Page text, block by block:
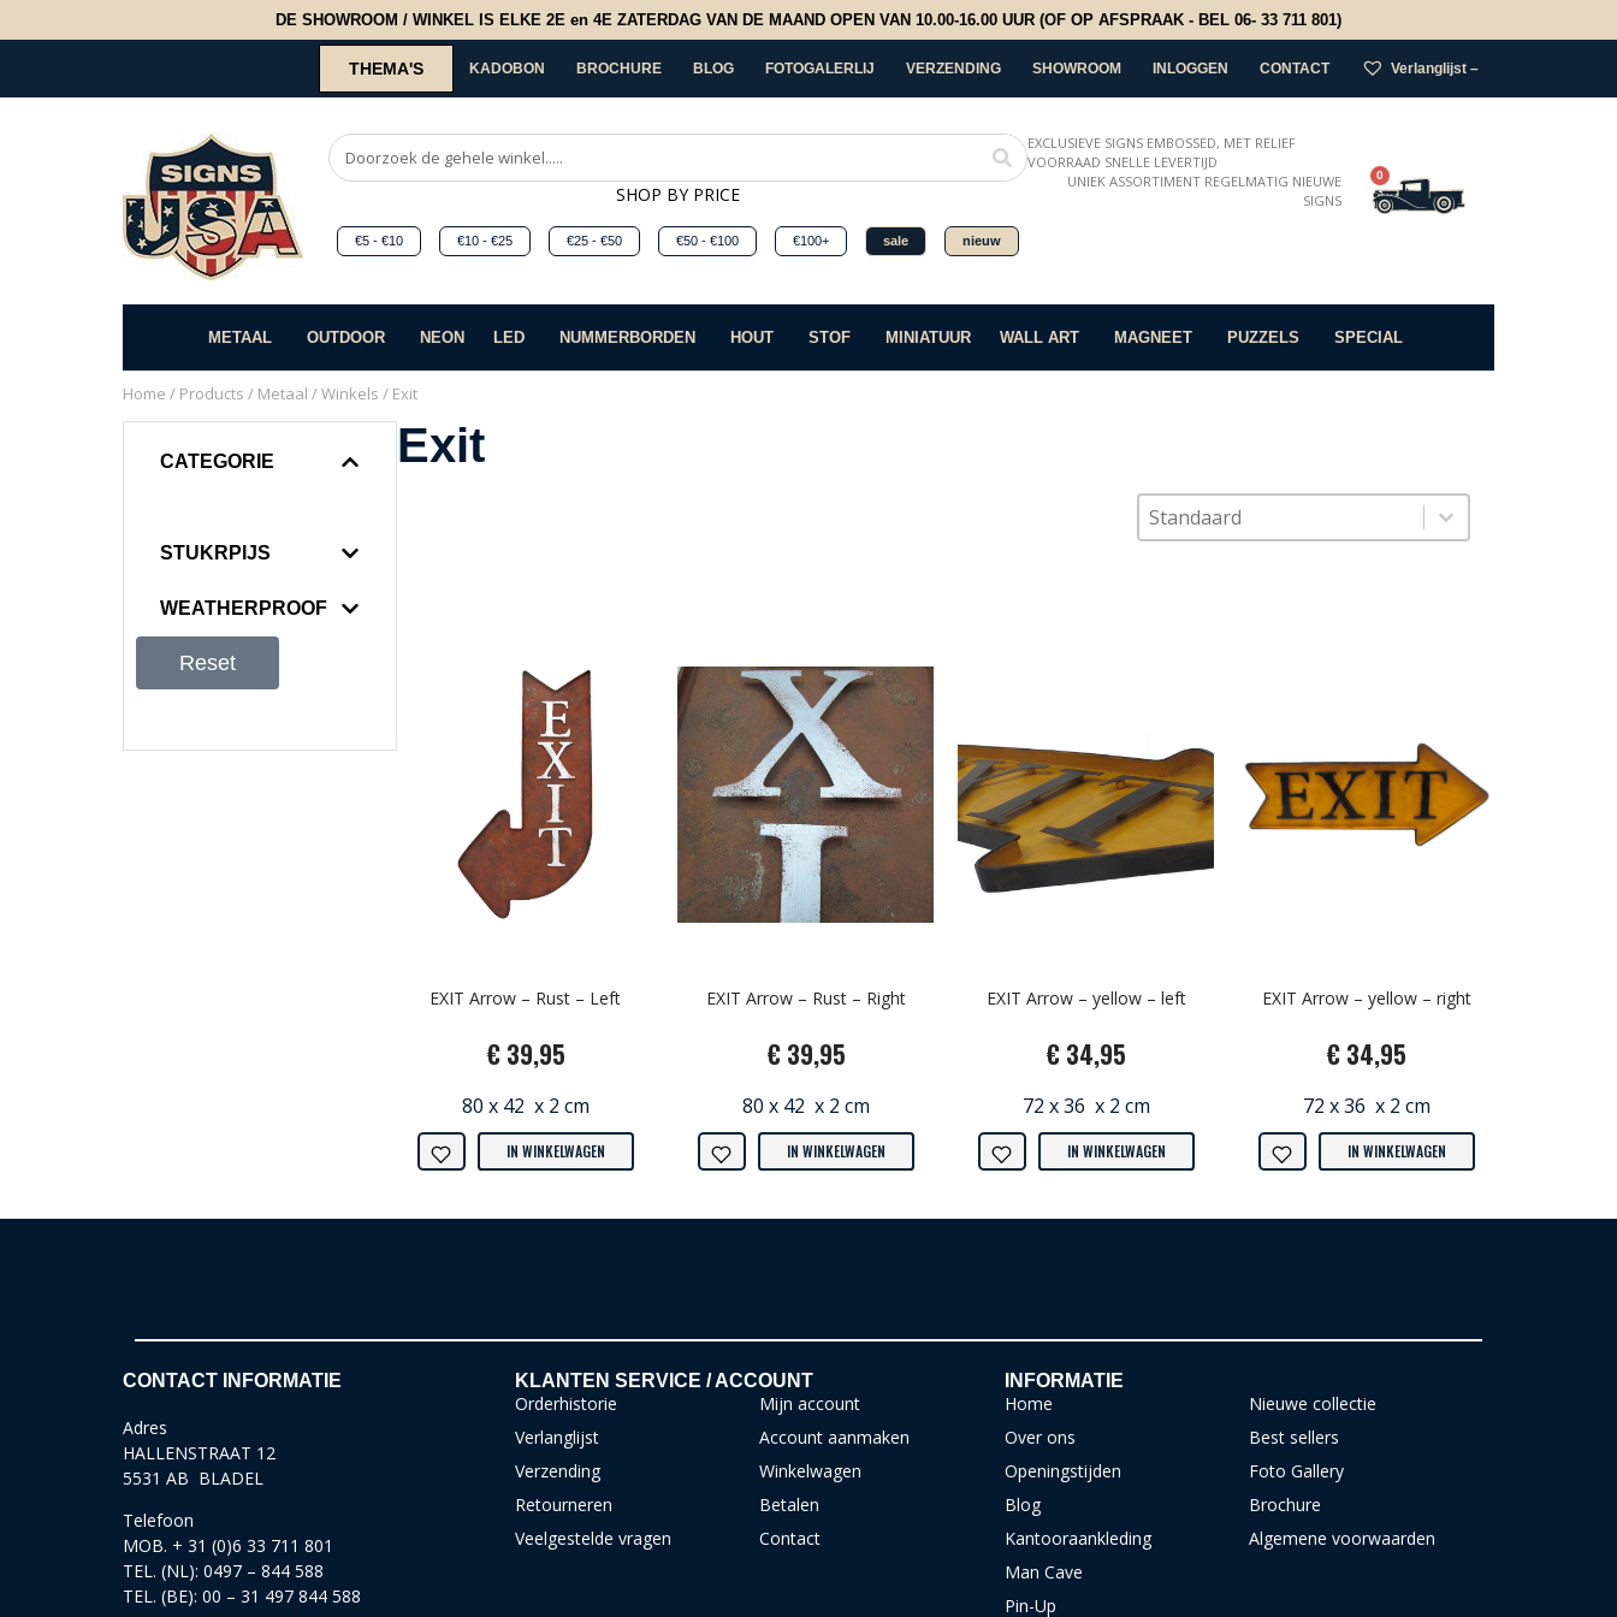
DE SHOWROOM / WINKEL IS ELKE 2E en 4E ZATERDAG VAN DE MAAND OPEN VAN 10.00-16.00 UUR (OF OP AFSPRAAK - BEL 06- 33 711 801)
THEMA'S KADOBON BROCHURE BLOG FOTOGALERLIJ VERZENDING SHOWROOM INLOGGEN CONTACT Verlanglijst –
SHOP BY PRICE
€5 - €10 €10 - €25 €25 - €50 €50 - €100 €100+ sale nieuw
EXCLUSIEVE SIGNS EMBOSSED, MET RELIEF
VOORRAAD SNELLE LEVERTIJD
UNIEK ASSORTIMENT REGELMATIG NIEUWE
SIGNS
0
METAAL OUTDOOR NEON LED NUMMERBORDEN HOUT STOF MINIATUUR WALL ART MAGNEET PUZZELS SPECIAL
Home / Products / Metaal /Winkels / Exit
CATEGORIE
STUKRPIJS
WEATHERPROOF
Reset
Exit
Sorteer op
Sort content
Sort content
EXIT Arrow – Rust – Left
€ 39,95
80 x 42 x 2 cm
IN WINKELWAGEN
EXIT Arrow – Rust – Right
€ 39,95
80 x 42 x 2 cm
IN WINKELWAGEN
EXIT Arrow – yellow – left
€ 34,95
72 x 36 x 2 cm
IN WINKELWAGEN
EXIT Arrow – yellow – right
€ 34,95
72 x 36 x 2 cm
IN WINKELWAGEN
CONTACT INFORMATIE
Adres
HALLENSTRAAT 12
5531 AB BLADEL
Telefoon
MOB. + 31 (0)6 33 711 801
TEL. (NL): 0497 – 844 588
TEL. (BE): 00 – 31 497 844 588
KLANTEN SERVICE / ACCOUNT
Orderhistorie
Verlanglijst
Verzending
Retourneren
Veelgestelde vragen
Mijn account
Account aanmaken
Winkelwagen
Betalen
Contact
INFORMATIE
Home
Over ons
Openingstijden
Blog
Kantooraankleding
Man Cave
Pin-Up
Nieuwe collectie
Best sellers
Foto Gallery
Brochure
Algemene voorwaarden